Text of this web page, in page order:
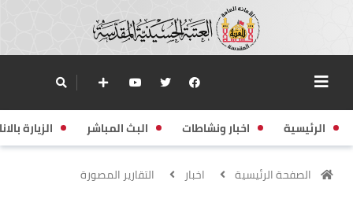
الرئيسية اخبار ونشاطات البث المباشر الزيارة
الصفحة الرئيسية اخبار التقارير المصورة